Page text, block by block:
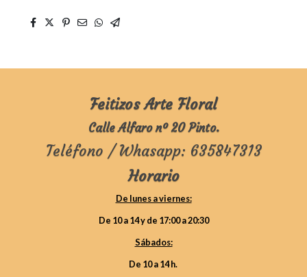
Feitizos Arte Floral
Calle Alfaro nº 20 Pinto.
Teléfono / Whasapp: 635847313
Horario
De lunes a viernes:
De 10 a 14 y de 17:00 a 20:30
Sábados:
De 10 a 14 h.